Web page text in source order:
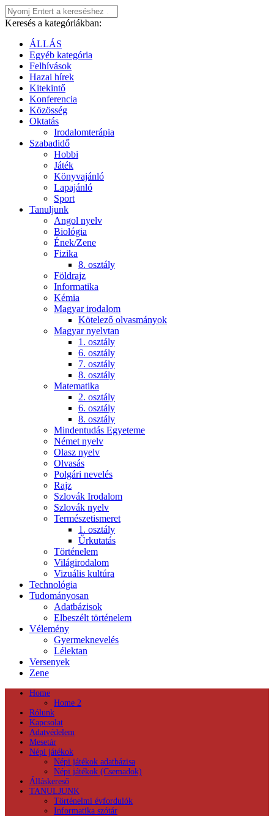
Keresés a kategóriákban:
ÁLLÁS
Egyéb kategória
Felhívások
Hazai hírek
Kitekintő
Konferencia
Közösség
Oktatás
Irodalomterápia
Szabadidő
Hobbi
Játék
Könyvajánló
Lapajánló
Sport
Tanuljunk
Angol nyelv
Biológia
Ének/Zene
Fizika
8. osztály
Földrajz
Informatika
Kémia
Magyar irodalom
Kötelező olvasmányok
Magyar nyelvtan
1. osztály
6. osztály
7. osztály
8. osztály
Matematika
2. osztály
6. osztály
8. osztály
Mindentudás Egyeteme
Német nyelv
Olasz nyelv
Olvasás
Polgári nevelés
Rajz
Szlovák Irodalom
Szlovák nyelv
Természetismeret
1. osztály
Űrkutatás
Történelem
Világirodalom
Vizuális kultúra
Technológia
Tudományosan
Adatbázisok
Elbeszélt történelem
Vélemény
Gyermeknevelés
Lélektan
Versenyek
Zene
Home
Home 2
Rólunk
Kapcsolat
Adatvédelem
Mesetár
Népi játékok
Népi játékok adatbázisa
Népi játékok (Csemadok)
Álláskereső
TANULJUNK
Történelmi évfordulók
Informatika szótár